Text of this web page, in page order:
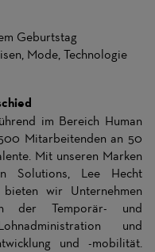
Geburtstag
Mode, Technologie
im Bereich Human
Mitarbeitenden an 50
Mit unseren Marken
Solutions, Lee Hecht
wir Unternehmen
der Temporär- und
und
und -mobilität.